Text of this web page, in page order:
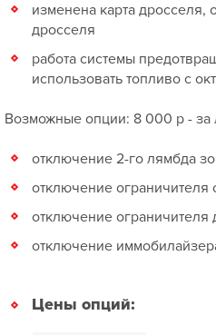
изменена карта дросселя,
дросселя
работа системы
использовать топливо с
Возможные опции: 8 000 р - за
отключение 2-го лямбда
отключение ограничителя
отключение ограничителя
отключение
Цены опций: